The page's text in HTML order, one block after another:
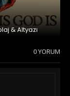
& Altyazı
0 YORUM